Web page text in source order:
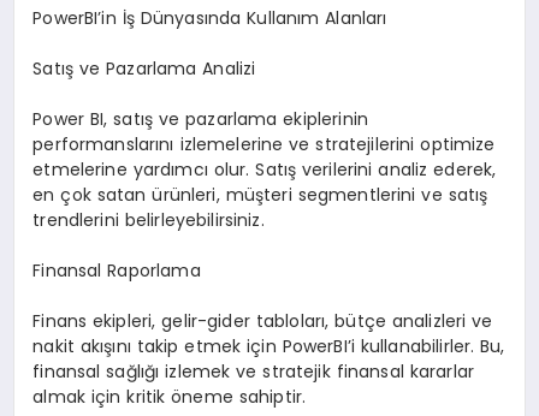
PowerBI’in İş Dünyasında Kullanım Alanları
Satış ve Pazarlama Analizi
Power BI, satış ve pazarlama ekiplerinin
performanslarını izlemelerine ve stratejilerini optimize
etmelerine yardımcı olur. Satış verilerini analiz ederek,
en çok satan ürünleri, müşteri segmentlerini ve satış
trendlerini belirleyebilirsiniz.
Finansal Raporlama
Finans ekipleri, gelir-gider tabloları, bütçe analizleri ve
nakit akışını takip etmek için PowerBI’i kullanabilirler. Bu,
finansal sağlığı izlemek ve stratejik finansal kararlar
almak için kritik öneme sahiptir.